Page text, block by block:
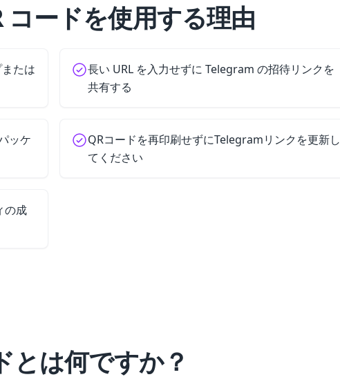
ードを使用する理由
たは
長い URL を入力せずに Telegram の招待リンクを
共有する
ッケ
QRコードを再印刷せずにTelegramリンクを更新し
てください
の成
とは何ですか？